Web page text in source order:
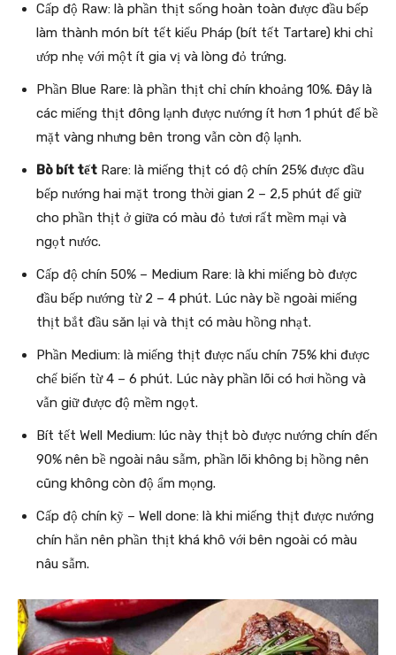
Cấp độ Raw: là phần thịt sống hoàn toàn được đầu bếp
làm thành món bít tết kiểu Pháp (bít tết Tartare) khi chỉ
ướp nhẹ với một ít gia vị và lòng đỏ trứng.
Phần Blue Rare: là phần thịt chỉ chín khoảng 10%. Đây là
các miếng thịt đông lạnh được nướng ít hơn 1 phút để bề
mặt vàng nhưng bên trong vẫn còn độ lạnh.
Bò bít tết Rare: là miếng thịt có độ chín 25% được đầu
bếp nướng hai mặt trong thời gian 2 – 2,5 phút để giữ
cho phần thịt ở giữa có màu đỏ tươi rất mềm mại và
ngọt nước.
Cấp độ chín 50% – Medium Rare: là khi miếng bò được
đầu bếp nướng từ 2 – 4 phút. Lúc này bề ngoài miếng
thịt bắt đầu săn lại và thịt có màu hồng nhạt.
Phần Medium: là miếng thịt được nấu chín 75% khi được
chế biến từ 4 – 6 phút. Lúc này phần lõi có hơi hồng và
vẫn giữ được độ mềm ngọt.
Bít tết Well Medium: lúc này thịt bò được nướng chín đến
90% nên bề ngoài nâu sẫm, phần lõi không bị hồng nên
cũng không còn độ ẩm mọng.
Cấp độ chín kỹ – Well done: là khi miếng thịt được nướng
chín hẳn nên phần thịt khá khô với bên ngoài có màu
nâu sẫm.